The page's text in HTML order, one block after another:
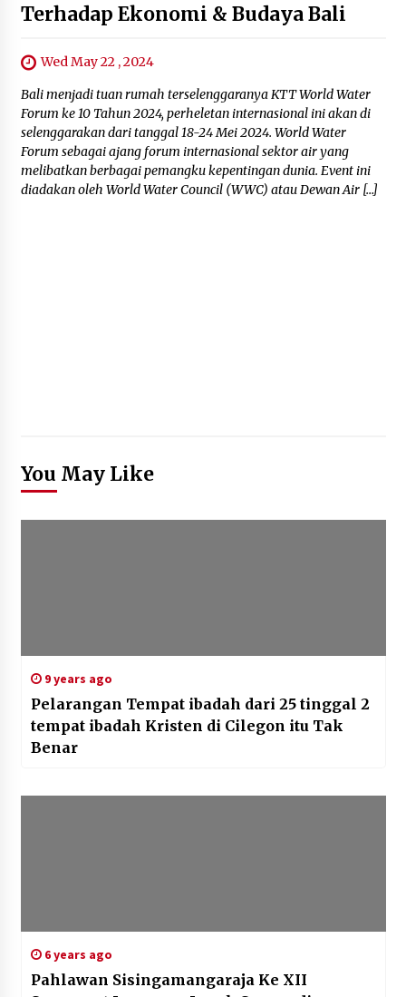
Terhadap Ekonomi & Budaya Bali
Wed May 22 , 2024
Bali menjadi tuan rumah terselenggaranya KTT World Water
Forum ke 10 Tahun 2024, perheletan internasional ini akan di
selenggarakan dari tanggal 18-24 Mei 2024. World Water
Forum sebagai ajang forum internasional sektor air yang
melibatkan berbagai pemangku kepentingan dunia. Event ini
diadakan oleh World Water Council (WWC) atau Dewan Air […]
You May Like
9 years ago
Pelarangan Tempat ibadah dari 25 tinggal 2
tempat ibadah Kristen di Cilegon itu Tak
Benar
6 years ago
Pahlawan Sisingamangaraja Ke XII